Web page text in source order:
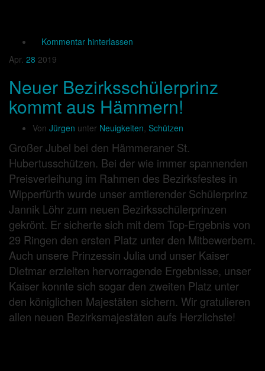
Kommentar hinterlassen
Apr. 28 2019
Neuer Bezirksschülerprinz
kommt aus Hämmern!
Von Jürgen unter Neuigkeiten, Schützen
Großer Jubel bei den Hämmeraner St.
Hubertusschützen. Bei der wie immer spannenden
Preisverleihung im Rahmen des Bezirksfestes in
Wipperfürth wurde unser amtierender Schülerprinz
Jannik Löhr zum neuen Bezirksschülerprinzen
gekrönt. Er sicherte sich mit dem Top-Ergebnis von
29 Ringen den ersten Platz unter den Mitbewerbern.
Auch unsere Prinzessin Julia und unser Kaiser
Dietmar erzielten hervorragende Ergebnisse, unser
Kaiser konnte sich sogar den zweiten Platz unter
den königlichen Majestäten sichern. Wir gratulieren
allen neuen Bezirksmajestäten aufs Herzlichste!